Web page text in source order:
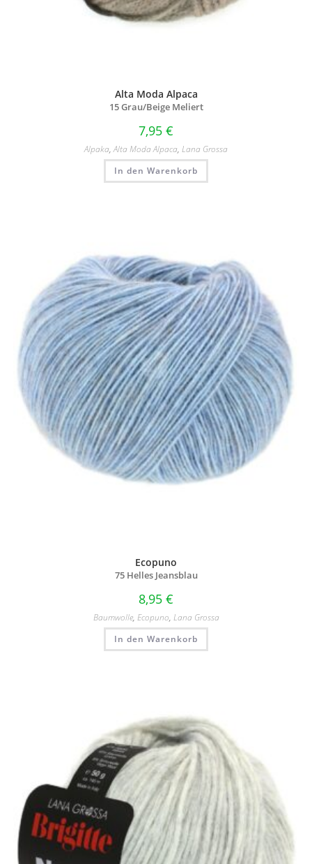
Alta Moda Alpaca
15 Grau/Beige Meliert
7,95 €
Alpaka,Alta Moda Alpaca, Lana Grossa
In den Warenkorb
Ecopuno
75 Helles Jeansblau
8,95 €
Baumwolle, Ecopuno, Lana Grossa
In den Warenkorb